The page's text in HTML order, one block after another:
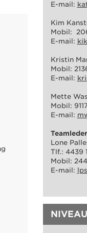
E-mail:
Kim
Mobil:
E-mail:
Kristin
Mobil:
E-mail:
Mette
Mobil:
E-mail:
Teamleder
Lone
Tlf.: 4439
Mobil:
E-mail: